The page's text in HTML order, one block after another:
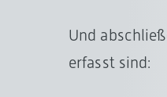
Und
erfasst sind: